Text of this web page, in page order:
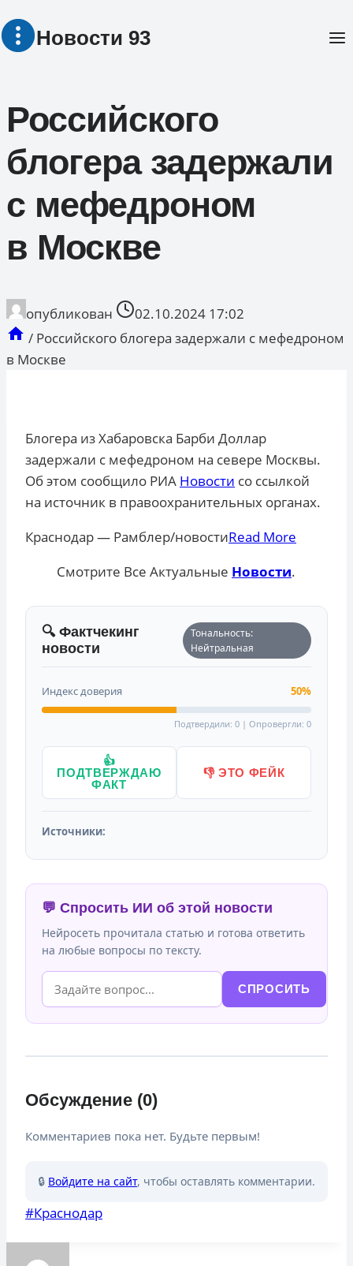
Перейти
Новости 93
Российского
блогера задержали
с мефедроном
в Москве
опубликован
02.10.2024 17:02
/ Российского блогера задержали с мефедроном
в Москве
Блогера из Хабаровска Барби Доллар
задержали с мефедроном на севере Москвы.
Об этом сообщило РИА Новости со ссылкой
на источник в правоохранительных органах.
​Краснодар — Рамблер/новостиRead More
Смотрите Все Актуальные Новости.
🔍 Фактчекинг
новости
Тональность:
Нейтральная
Индекс доверия 50%
Подтвердили: 0 | Опровергли: 0
👍
ПОДТВЕРЖДАЮ
ФАКТ
👎 ЭТО ФЕЙК
Источники:
💬 Спросить ИИ об этой новости
Нейросеть прочитала статью и готова ответить
на любые вопросы по тексту.
СПРОСИТЬ
Обсуждение (0)
Комментариев пока нет. Будьте первым!
🔒 Войдите на сайт, чтобы оставлять комментарии.
Метки
#Краснодар